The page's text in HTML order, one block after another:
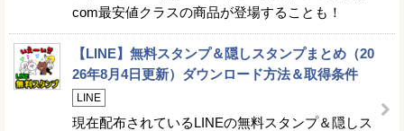
com最安値クラスの商品が登場することも！
【LINE】無料スタンプ＆隠しスタンプまとめ（20
26年8月4日更新）ダウンロード方法＆取得条件
LINE
現在配布されているLINEの無料スタンプ＆隠しス